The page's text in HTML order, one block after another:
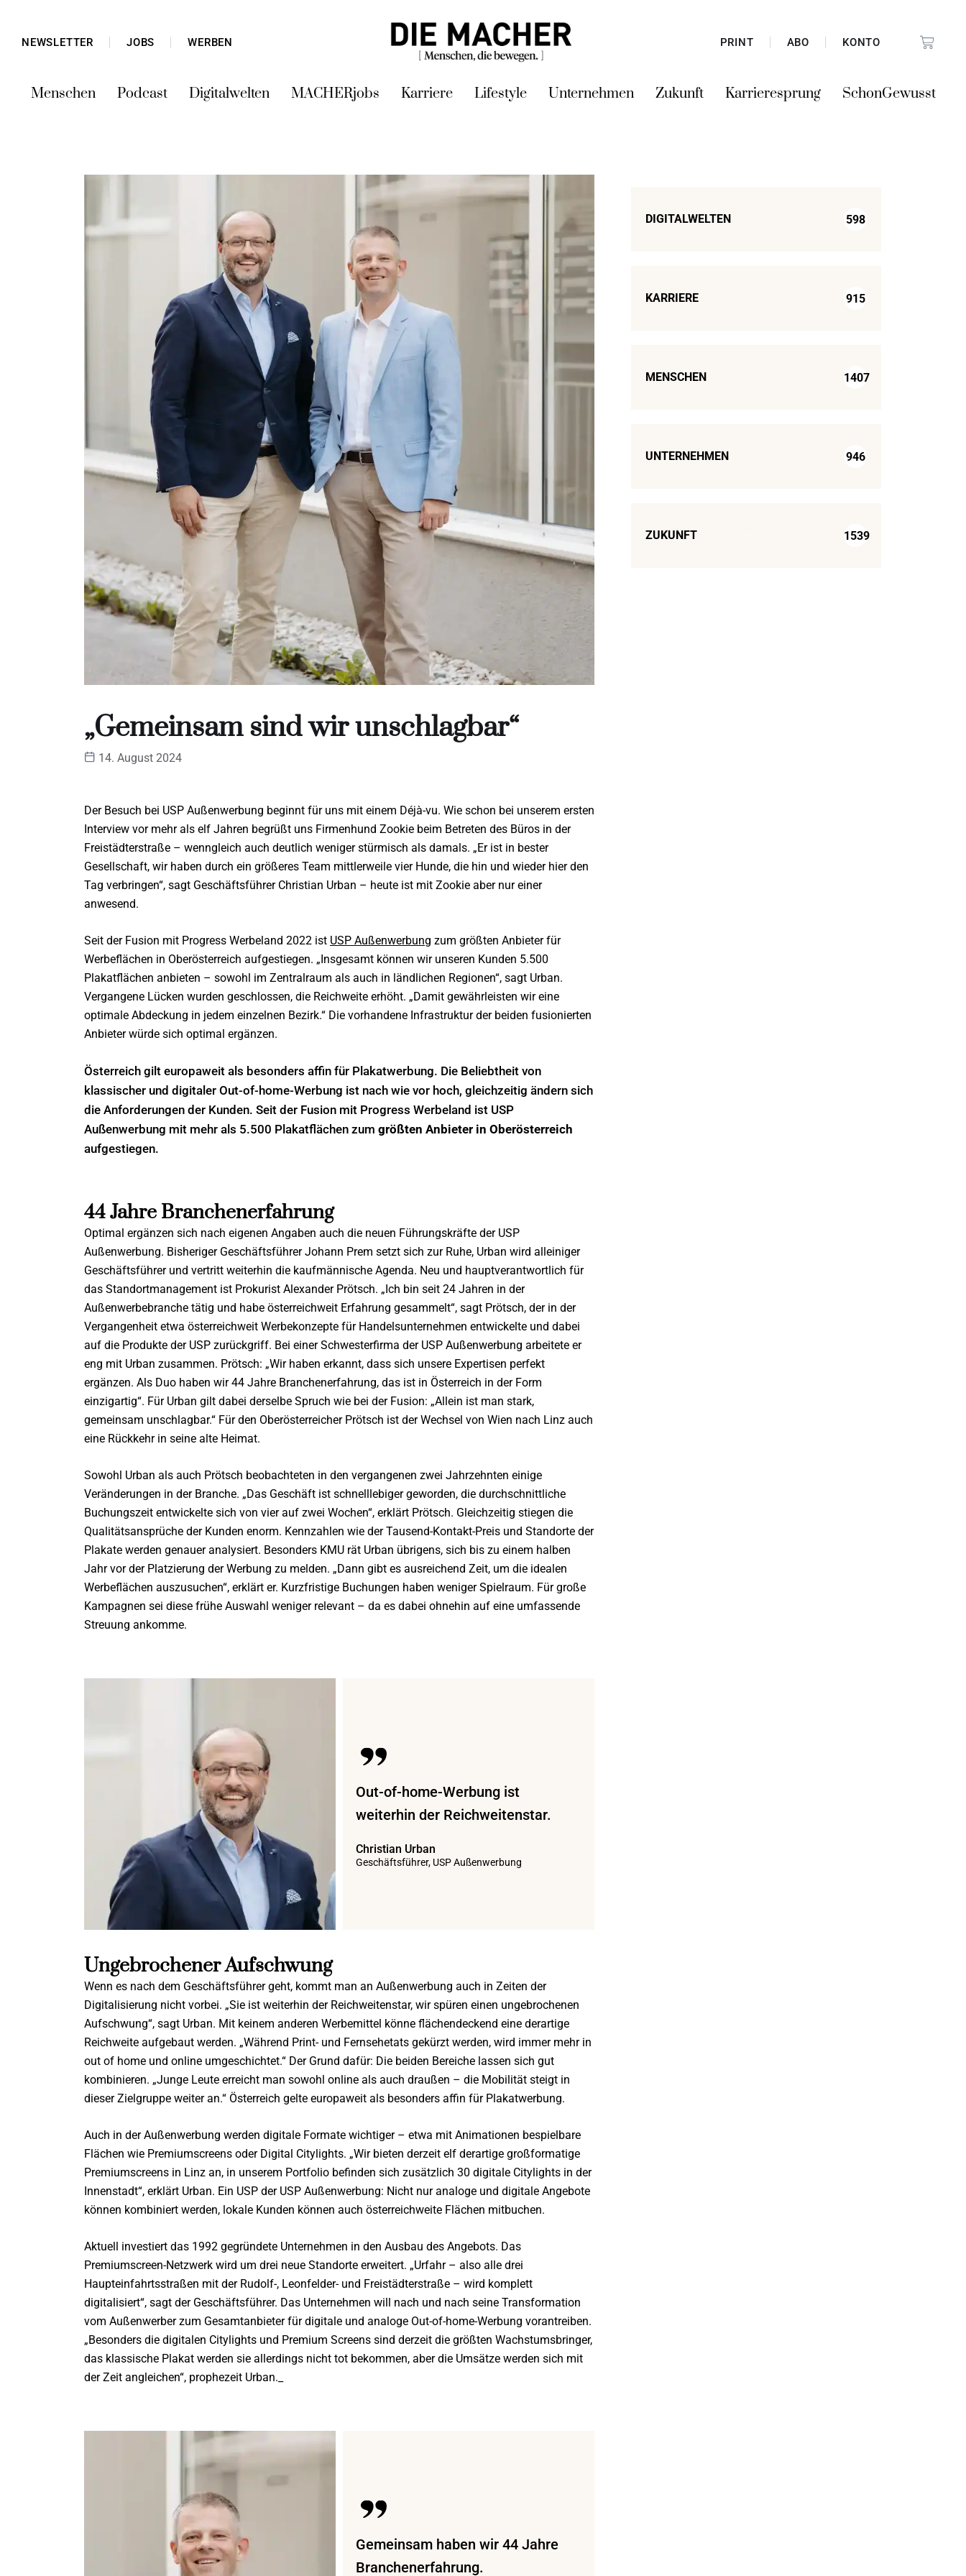
NEWSLETTER JOBS WERBEN PRINT ABO KONTO
Menschen Podcast Digitalwelten MACHERjobs Karriere Lifestyle Unternehmen Zukunft Karrieresprung SchonGewusst
„Gemeinsam sind wir unschlagbar“
14. August 2024
Der Besuch bei USP Außenwerbung beginnt für uns mit einem Déjà-vu. Wie schon bei unserem ersten
Interview vor mehr als elf Jahren begrüßt uns Firmenhund Zookie beim Betreten des Büros in der
Freistädterstraße – wenngleich auch deutlich weniger stürmisch als damals. „Er ist in bester
Gesellschaft, wir haben durch ein größeres Team mittlerweile vier Hunde, die hin und wieder hier den
Tag verbringen“, sagt Geschäftsführer Christian Urban – heute ist mit Zookie aber nur einer
anwesend.
Seit der Fusion mit Progress Werbeland 2022 ist USP Außenwerbung zum größten Anbieter für
Werbeflächen in Oberösterreich aufgestiegen. „Insgesamt können wir unseren Kunden 5.500
Plakatflächen anbieten – sowohl im Zentralraum als auch in ländlichen Regionen“, sagt Urban.
Vergangene Lücken wurden geschlossen, die Reichweite erhöht. „Damit gewährleisten wir eine
optimale Abdeckung in jedem einzelnen Bezirk.“ Die vorhandene Infrastruktur der beiden fusionierten
Anbieter würde sich optimal ergänzen.
Österreich gilt europaweit als besonders affin für Plakatwerbung. Die Beliebtheit von
klassischer und digitaler Out-of-home-Werbung ist nach wie vor hoch, gleichzeitig ändern sich
die Anforderungen der Kunden. Seit der Fusion mit Progress Werbeland ist USP
Außenwerbung mit mehr als 5.500 Plakatflächen zum größten Anbieter in Oberösterreich
aufgestiegen.
44 Jahre Branchenerfahrung
Optimal ergänzen sich nach eigenen Angaben auch die neuen Führungskräfte der USP
Außenwerbung. Bisheriger Geschäftsführer Johann Prem setzt sich zur Ruhe, Urban wird alleiniger
Geschäftsführer und vertritt weiterhin die kaufmännische Agenda. Neu und hauptverantwortlich für
das Standortmanagement ist Prokurist Alexander Prötsch. „Ich bin seit 24 Jahren in der
Außenwerbebranche tätig und habe österreichweit Erfahrung gesammelt“, sagt Prötsch, der in der
Vergangenheit etwa österreichweit Werbekonzepte für Handelsunternehmen entwickelte und dabei
auf die Produkte der USP zurückgriff. Bei einer Schwesterfirma der USP Außenwerbung arbeitete er
eng mit Urban zusammen. Prötsch: „Wir haben erkannt, dass sich unsere Expertisen perfekt
ergänzen. Als Duo haben wir 44 Jahre Branchenerfahrung, das ist in Österreich in der Form
einzigartig“. Für Urban gilt dabei derselbe Spruch wie bei der Fusion: „Allein ist man stark,
gemeinsam unschlagbar.“ Für den Oberösterreicher Prötsch ist der Wechsel von Wien nach Linz auch
eine Rückkehr in seine alte Heimat.
Sowohl Urban als auch Prötsch beobachteten in den vergangenen zwei Jahrzehnten einige
Veränderungen in der Branche. „Das Geschäft ist schnelllebiger geworden, die durchschnittliche
Buchungszeit entwickelte sich von vier auf zwei Wochen“, erklärt Prötsch. Gleichzeitig stiegen die
Qualitätsansprüche der Kunden enorm. Kennzahlen wie der Tausend-Kontakt-Preis und Standorte der
Plakate werden genauer analysiert. Besonders KMU rät Urban übrigens, sich bis zu einem halben
Jahr vor der Platzierung der Werbung zu melden. „Dann gibt es ausreichend Zeit, um die idealen
Werbeflächen auszusuchen“, erklärt er. Kurzfristige Buchungen haben weniger Spielraum. Für große
Kampagnen sei diese frühe Auswahl weniger relevant – da es dabei ohnehin auf eine umfassende
Streuung ankomme.
Out-of-home-Werbung ist
weiterhin der Reichweitenstar.
Christian Urban
Geschäftsführer, USP Außenwerbung
Ungebrochener Aufschwung
Wenn es nach dem Geschäftsführer geht, kommt man an Außenwerbung auch in Zeiten der
Digitalisierung nicht vorbei. „Sie ist weiterhin der Reichweitenstar, wir spüren einen ungebrochenen
Aufschwung“, sagt Urban. Mit keinem anderen Werbemittel könne flächendeckend eine derartige
Reichweite aufgebaut werden. „Während Print- und Fernsehetats gekürzt werden, wird immer mehr in
out of home und online umgeschichtet.“ Der Grund dafür: Die beiden Bereiche lassen sich gut
kombinieren. „Junge Leute erreicht man sowohl online als auch draußen – die Mobilität steigt in
dieser Zielgruppe weiter an.“ Österreich gelte europaweit als besonders affin für Plakatwerbung.
Auch in der Außenwerbung werden digitale Formate wichtiger – etwa mit Animationen bespielbare
Flächen wie Premiumscreens oder Digital Citylights. „Wir bieten derzeit elf derartige großformatige
Premiumscreens in Linz an, in unserem Portfolio befinden sich zusätzlich 30 digitale Citylights in der
Innenstadt“, erklärt Urban. Ein USP der USP Außenwerbung: Nicht nur analoge und digitale Angebote
können kombiniert werden, lokale Kunden können auch österreichweite Flächen mitbuchen.
Aktuell investiert das 1992 gegründete Unternehmen in den Ausbau des Angebots. Das
Premiumscreen-Netzwerk wird um drei neue Standorte erweitert. „Urfahr – also alle drei
Haupteinfahrtsstraßen mit der Rudolf-, Leonfelder- und Freistädterstraße – wird komplett
digitalisiert“, sagt der Geschäftsführer. Das Unternehmen will nach und nach seine Transformation
vom Außenwerber zum Gesamtanbieter für digitale und analoge Out-of-home-Werbung vorantreiben.
„Besonders die digitalen Citylights und Premium Screens sind derzeit die größten Wachstumsbringer,
das klassische Plakat werden sie allerdings nicht tot bekommen, aber die Umsätze werden sich mit
der Zeit angleichen“, prophezeit Urban._
Gemeinsam haben wir 44 Jahre
Branchenerfahrung.
DIGITALWELTEN 598
KARRIERE 915
MENSCHEN 1407
UNTERNEHMEN 946
ZUKUNFT 1539